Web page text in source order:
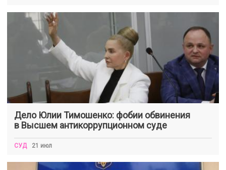
Дело Юлии Тимошенко: фобии обвинения
в Высшем антикоррупционном суде
СУД 21 июл